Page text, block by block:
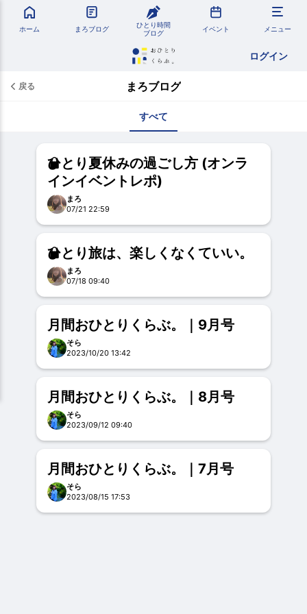
ホーム まろブログ
ひとり時間
ブログ
イベント メニュー
ログイン
戻る まろブログ
すべて
ひとり夏休みの過ごし方 (オンラ
インイベントレポ)
まろ
07/21 22:59
ひとり旅は、楽しくなくていい。
まろ
07/18 09:40
月間おひとりくらぶ。｜9月号
そら
2023/10/20 13:42
月間おひとりくらぶ。｜8月号
そら
2023/09/12 09:40
月間おひとりくらぶ。｜7月号
そら
2023/08/15 17:53